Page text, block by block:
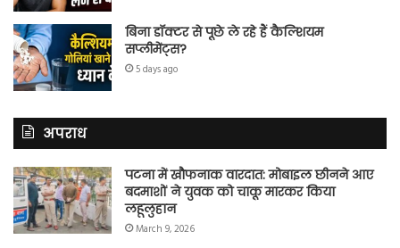
बिना डॉक्टर से पूछे ले रहे हैं कैल्शियम
सप्लीमेंट्स?
5 days ago
अपराध
पटना में खौफनाक वारदात: मोबाइल छीनने आए
बदमाशों ने युवक को चाकू मारकर किया
लहूलुहान
March 9, 2026